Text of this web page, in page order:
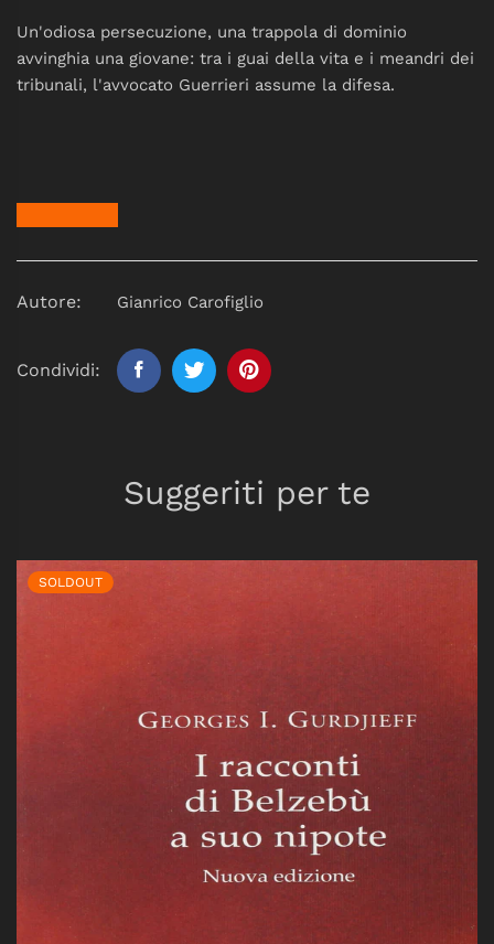
Un'odiosa persecuzione, una trappola di dominio
avvinghia una giovane: tra i guai della vita e i meandri dei
tribunali, l'avvocato Guerrieri assume la difesa.
Autore: Gianrico Carofiglio
Condividi:
Suggeriti per te
SOLDOUT